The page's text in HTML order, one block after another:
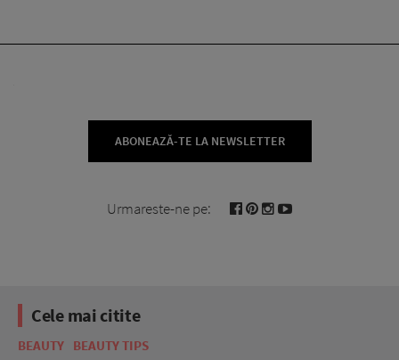
ABONEAZĂ-TE LA NEWSLETTER
Urmareste-ne pe:
Cele mai citite
BEAUTY BEAUTY TIPS